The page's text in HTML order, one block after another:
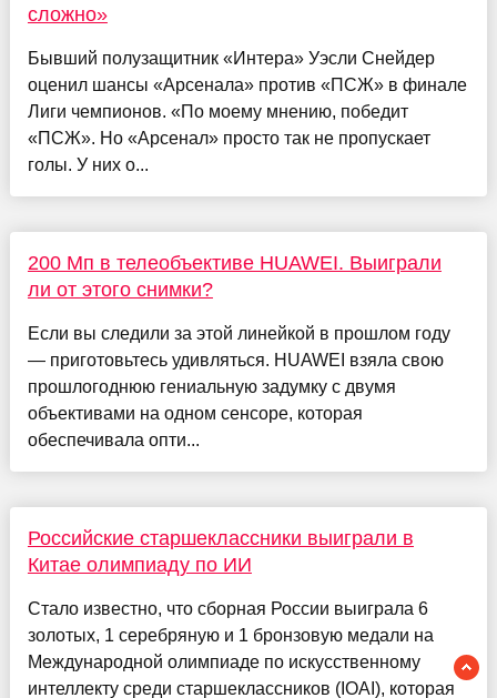
сложно»
Бывший полузащитник «Интера» Уэсли Снейдер
оценил шансы «Арсенала» против «ПСЖ» в финале
Лиги чемпионов. «По моему мнению, победит
«ПСЖ». Но «Арсенал» просто так не пропускает
голы. У них о...
200 Мп в телеобъективе HUAWEI. Выиграли
ли от этого снимки?
Если вы следили за этой линейкой в прошлом году
— приготовьтесь удивляться. HUAWEI взяла свою
прошлогоднюю гениальную задумку с двумя
объективами на одном сенсоре, которая
обеспечивала опти...
Российские старшеклассники выиграли в
Китае олимпиаду по ИИ
Стало известно, что сборная России выиграла 6
золотых, 1 серебряную и 1 бронзовую медали на
Международной олимпиаде по искусственному
интеллекту среди старшеклассников (IOAI), которая